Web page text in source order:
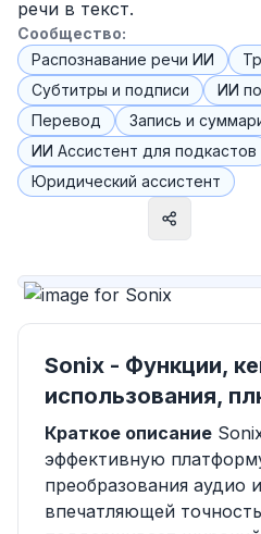
речи в текст.
Сообщество:
Распознавание речи ИИ
Субтитры и подписи
ИИ
Перевод
Запись и
ИИ Ассистент для подкастов
Юридический ассистент
Sonix - Функции,
использования,
Краткое описание
эффективную
преобразования аудио
впечатляющей